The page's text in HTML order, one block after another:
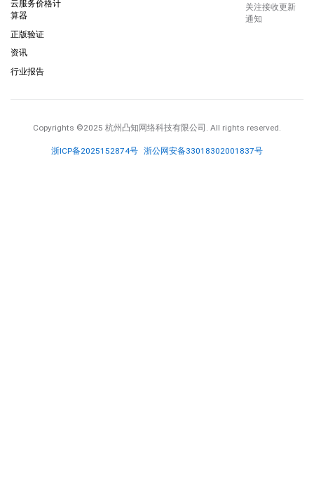
云服务价格计
算器
正版验证
资讯
行业报告
关注接收更新
通知
Copyrights ©2025 杭州凸知网络科技有限公司 . All rights reserved.
浙ICP备2025152874号 浙公网安备33018302001837号